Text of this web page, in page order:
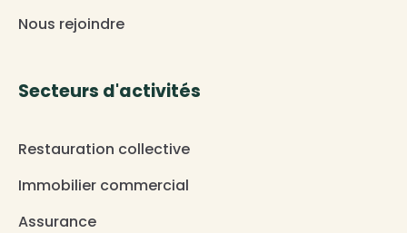
Nous rejoindre
Secteurs d'activités
Restauration collective
Immobilier commercial
Assurance